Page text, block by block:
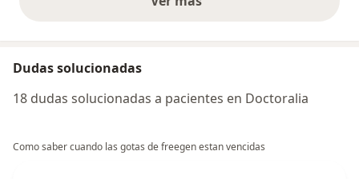
opiniones anteriores
Dudas solucionadas
18 dudas solucionadas a pacientes en Doctoralia
Como saber cuando las gotas de freegen estan vencidas